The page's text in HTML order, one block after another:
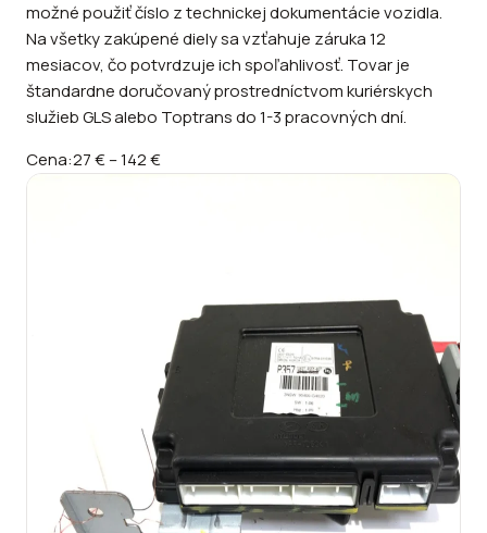
možné použiť číslo z technickej dokumentácie vozidla.
Na všetky zakúpené diely sa vzťahuje záruka 12
mesiacov, čo potvrdzuje ich spoľahlivosť. Tovar je
štandardne doručovaný prostredníctvom kuriérskych
služieb GLS alebo Toptrans do 1-3 pracovných dní.
Cena:27 €–142 €